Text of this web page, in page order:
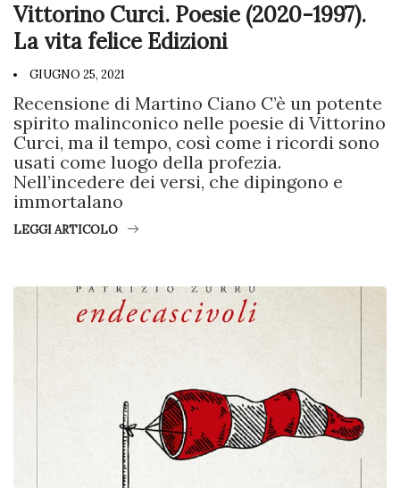
Vittorino Curci. Poesie (2020-1997).
La vita felice Edizioni
GIUGNO 25, 2021
Recensione di Martino Ciano C’è un potente
spirito malinconico nelle poesie di Vittorino
Curci, ma il tempo, così come i ricordi sono
usati come luogo della profezia.
Nell’incedere dei versi, che dipingono e
immortalano
LEGGI ARTICOLO